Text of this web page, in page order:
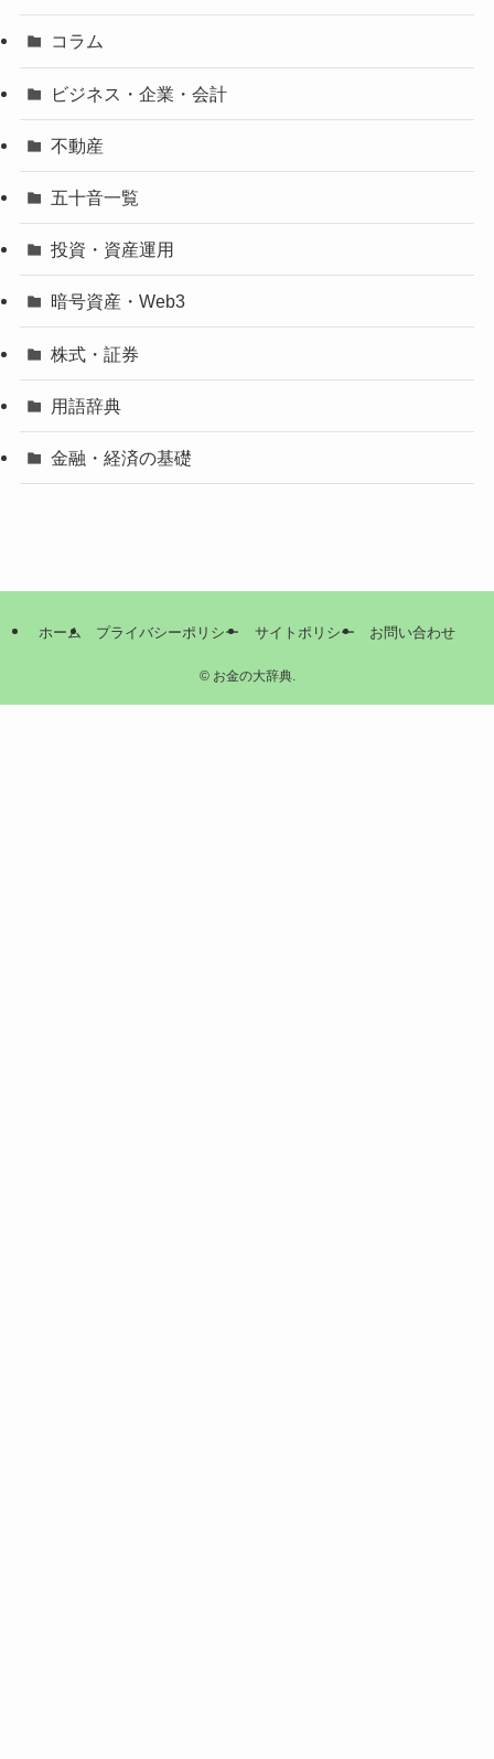
コラム
ビジネス・企業・会計
不動産
五十音一覧
投資・資産運用
暗号資産・Web3
株式・証券
用語辞典
金融・経済の基礎
ホーム プライバシーポリシー サイトポリシー お問い合わせ
©お金の大辞典.